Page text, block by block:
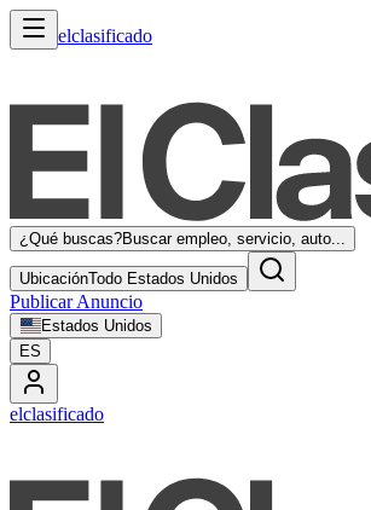
elclasificado
¿Qué buscas?Buscar empleo, servicio, auto...
UbicaciónTodo Estados Unidos
Publicar Anuncio
Estados Unidos
ES
elclasificado